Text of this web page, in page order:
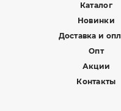
Каталог
Новинки
Доставка и
Опт
Акции
Контакты